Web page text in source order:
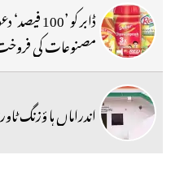
ڈابر کو
مصنوعات کی
اندراماں ہا ؤزنگ